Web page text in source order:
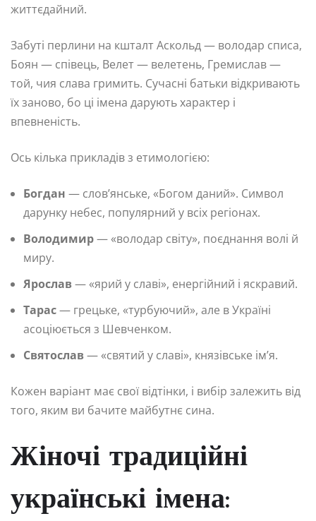
життєдайний.
Забуті перлини на кшталт Аскольд — володар списа,
Боян — співець, Велет — велетень, Гремислав —
той, чия слава гримить. Сучасні батьки відкривають
їх заново, бо ці імена дарують характер і
впевненість.
Ось кілька прикладів з етимологією:
Богдан — слов’янське, «Богом даний». Символ
дарунку небес, популярний у всіх регіонах.
Володимир— «володар світу», поєднання волі й
миру.
Ярослав— «ярий у славі», енергійний і яскравий.
Тарас— грецьке, «турбуючий», але в Україні
асоціюється з Шевченком.
Святослав— «святий у славі», князівське ім’я.
Кожен варіант має свої відтінки, і вибір залежить від
того, яким ви бачите майбутнє сина.
Жіночі традиційні
українські імена: